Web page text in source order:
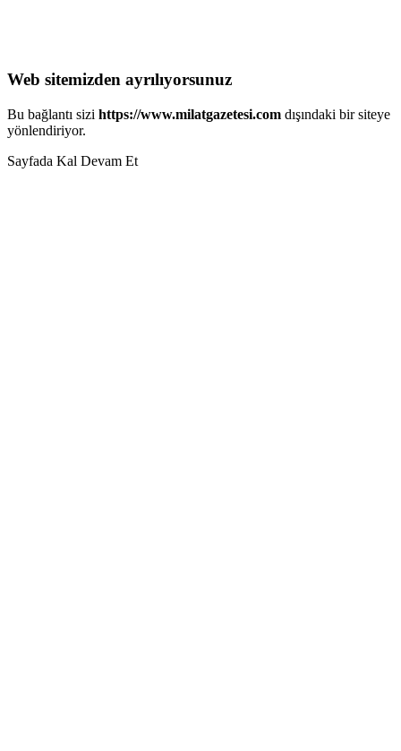
Web sitemizden ayrılıyorsunuz
Bu bağlantı sizi https://www.milatgazetesi.com dışındaki bir siteye
yönlendiriyor.
Sayfada Kal Devam Et